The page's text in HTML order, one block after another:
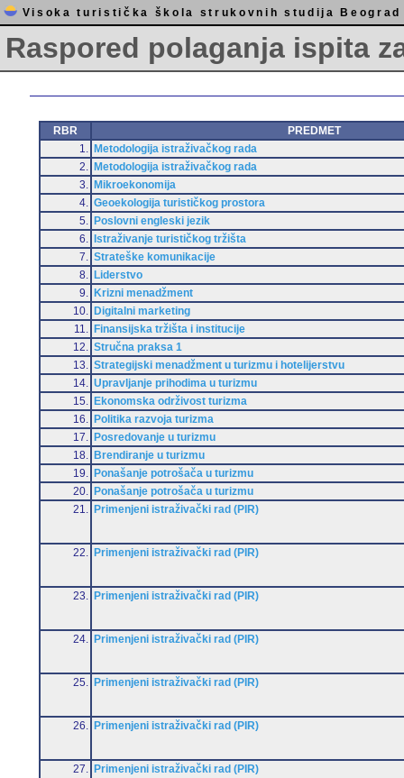
Visoka turistička škola strukovnih studija Beograd
Raspored polaganja ispita
RBR
PREDMET
1.
Metodologija istraživačkog rada
2.
Metodologija istraživačkog rada
3.
Mikroekonomija
4.
Geoekologija turističkog prostora
5.
Poslovni engleski jezik
6.
Istraživanje turističkog tržišta
7.
Strateške komunikacije
8.
Liderstvo
9.
Krizni menadžment
10.
Digitalni marketing
11.
Finansijska tržišta i institucije
12.
Stručna praksa 1
13.
Strategijski menadžment u turizmu i hotelijerstvu
14.
Upravljanje prihodima u turizmu
15.
Ekonomska održivost turizma
16.
Politika razvoja turizma
17.
Posredovanje u turizmu
18.
Brendiranje u turizmu
19.
Ponašanje potrošača u turizmu
20.
Ponašanje potrošača u turizmu
21.
Primenjeni istraživački rad (PIR)
22. Primenjeni istraživački rad (PIR)
23. Primenjeni istraživački rad (PIR)
24. Primenjeni istraživački rad (PIR)
25. Primenjeni istraživački rad (PIR)
26. Primenjeni istraživački rad (PIR)
27. Primenjeni istraživački rad (PIR)